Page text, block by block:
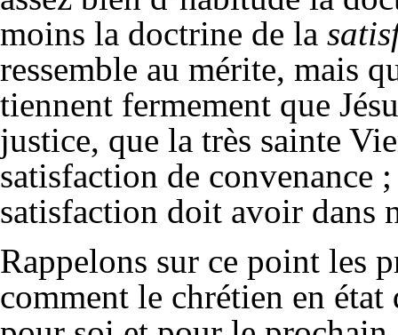
moins la doctrine de la
ressemble au mérite, mais
tiennent fermement que
justice, que la très sainte
satisfaction de convenance
satisfaction doit avoir dans
Rappelons sur ce point les
comment le chrétien en